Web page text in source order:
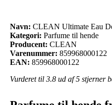
Navn: CLEAN Ultimate Eau
Kategori: Parfume til hende
Producent: CLEAN
Varenummer: 859968000122
EAN: 859968000122
Vurderet til 3.8 ud af 5 stjerner